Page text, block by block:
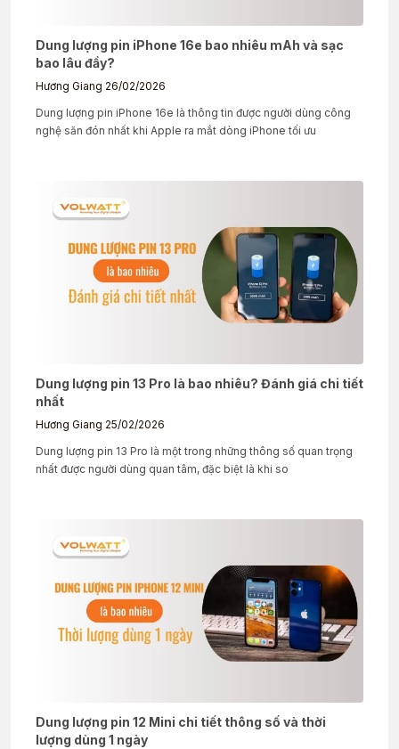
Dung lượng pin iPhone 16e bao nhiêu mAh và sạc
bao lâu đầy?
Hương Giang 26/02/2026
Dung lượng pin iPhone 16e là thông tin được người dùng công
nghệ săn đón nhất khi Apple ra mắt dòng iPhone tối ưu
Dung lượng pin 13 Pro là bao nhiêu? Đánh giá chi tiết
nhất
Hương Giang 25/02/2026
Dung lượng pin 13 Pro là một trong những thông số quan trọng
nhất được người dùng quan tâm, đặc biệt là khi so
Dung lượng pin 12 Mini chi tiết thông số và thời
lượng dùng 1 ngày